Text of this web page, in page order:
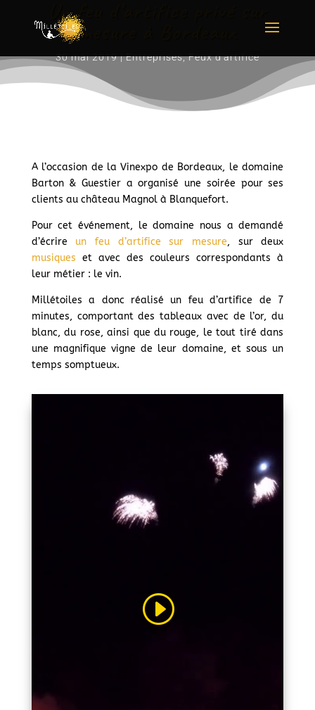
Un feu d’artifice privé sur
mesure à Bordeaux
30 mai 2019|Entreprises,Feux d'artifice
A l’occasion de la Vinexpo de Bordeaux, le domaine
Barton & Guestier a organisé une soirée pour ses
clients au château Magnol à Blanquefort.
Pour cet événement, le domaine nous a demandé
d’écrire un feu d’artifice sur mesure, sur deux
musiques et avec des couleurs correspondants à
leur métier : le vin.
Millétoiles a donc réalisé un feu d’artifice de 7
minutes, comportant des tableaux avec de l’or, du
blanc, du rose, ainsi que du rouge, le tout tiré dans
une magnifique vigne de leur domaine, et sous un
temps somptueux.